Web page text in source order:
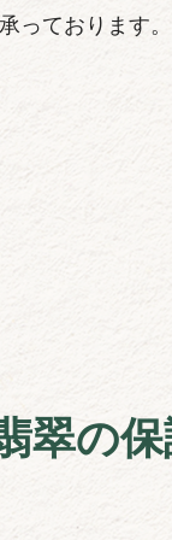
っております。
翠の